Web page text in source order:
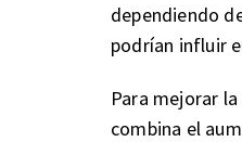
dependiendo
podrían influir
Para mejorar
combina el